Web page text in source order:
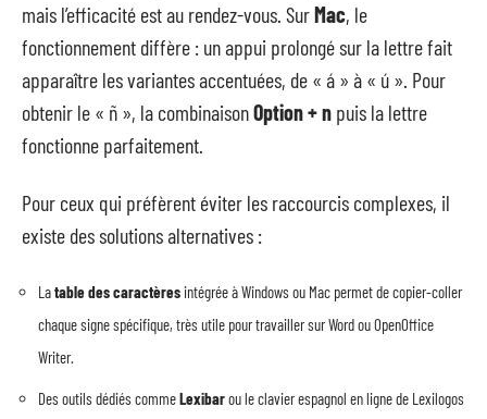
mais l’efficacité est au rendez-vous. SurMac, le
fonctionnement diffère : un appui prolongé sur la lettre fait
apparaître les variantes accentuées, de « á » à « ú ». Pour
obtenir le « ñ », la combinaisonOption + n puis la lettre
fonctionne parfaitement.
Pour ceux qui préfèrent éviter les raccourcis complexes, il
existe des solutions alternatives :
Latable des caractèresintégrée à Windows ou Mac permet de copier-coller
chaque signe spécifique, très utile pour travailler sur Word ou OpenOffice
Writer.
Des outils dédiés commeLexibarou le clavier espagnol en ligne de Lexilogos